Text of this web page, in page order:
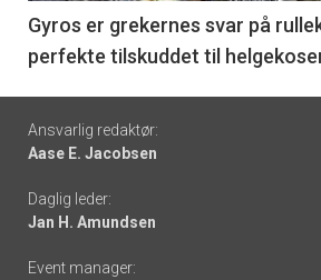
6
Gyros er grekernes svar på
perfekte tilskuddet til
Footer
-
links
Ansvarlig redaktør:
Aase E. Jacobsen
Daglig leder:
Jan H. Amundsen
Event manager: